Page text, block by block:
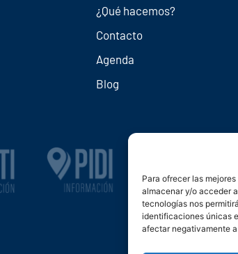
Para ofrecer las
almacenar y/o acceder
tecnologías nos
identificaciones únicas
afectar negativamente
¿Qué hacemos?
Contacto
Agenda
Blog